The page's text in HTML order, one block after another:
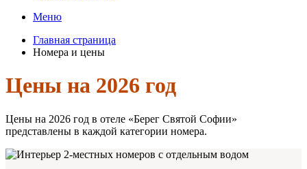
Меню
Главная страница
Номера и цены
Цены на 2026 год
Цены на 2026 год в отеле «Берег Святой Софии»
представлены в каждой категории номера.